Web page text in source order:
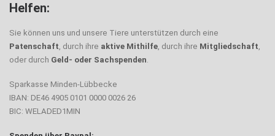
Helfen:
Sie können uns und unsere Tiere unterstützen durch eine
Patenschaft, durch ihre aktive Mithilfe, durch ihre Mitgliedschaft,
oder durch Geld- oder Sachspenden.
Sparkasse Minden-Lübbecke
IBAN: DE46 4905 0101 0000 0026 26
BIC: WELADED1MIN